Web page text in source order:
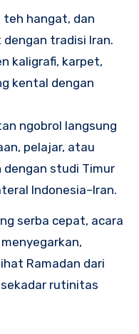
teh hangat, dan
tradisi Iran.
kaligrafi, karpet,
kental dengan
ngobrol langsung
pelajar, atau
studi Timur
Indonesia–Iran.
serba cepat, acara
Ramadan dari
rutinitas